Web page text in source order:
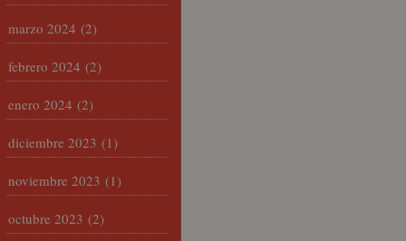
marzo 2024 (2)
febrero 2024 (2)
enero 2024 (2)
diciembre 2023 (1)
noviembre 2023 (1)
octubre 2023 (2)